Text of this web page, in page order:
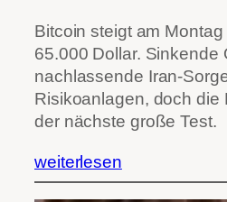
Bitcoin steigt am
65.000 Dollar. Sinkende
nachlassende Iran-
Risikoanlagen, doch die
der nächste große Test.
weiterlesen